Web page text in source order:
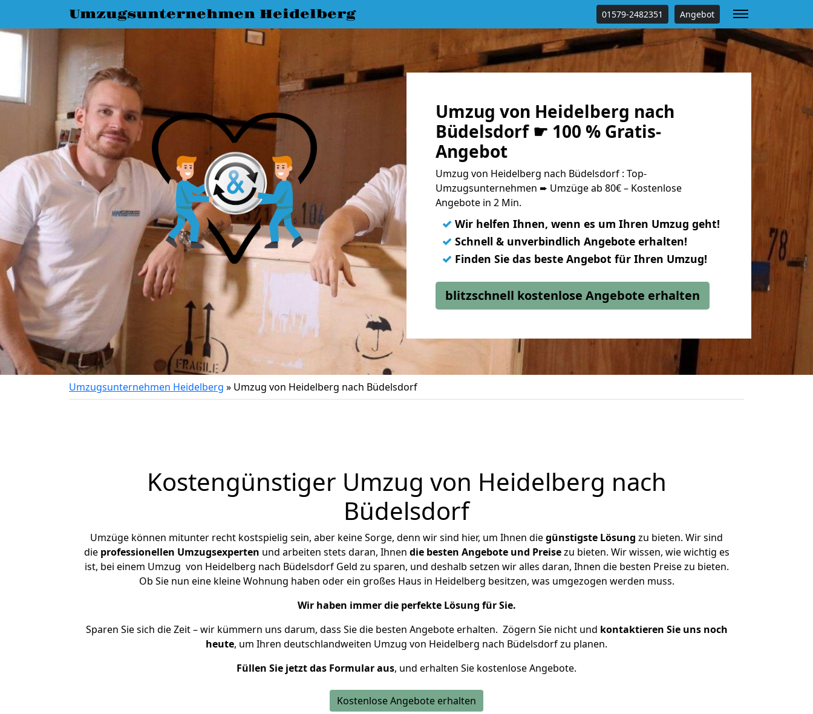
Umzugsunternehmen Heidelberg 01579-2482351 Angebot
Umzug von Heidelberg nach
Büdelsdorf ☛ 100 % Gratis-
Angebot
Umzug von Heidelberg nach Büdelsdorf : Top-
Umzugsunternehmen ➨ Umzüge ab 80€ – Kostenlose
Angebote in 2 Min.
✓ Wir helfen Ihnen, wenn es um Ihren Umzug geht!
✓ Schnell & unverbindlich Angebote erhalten!
✓ Finden Sie das beste Angebot für Ihren Umzug!
blitzschnell kostenlose Angebote erhalten
Umzugsunternehmen Heidelberg » Umzug von Heidelberg nach Büdelsdorf
Kostengünstiger Umzug von Heidelberg nach
Büdelsdorf
Umzüge können mitunter recht kostspielig sein, aber keine Sorge, denn wir sind hier, um Ihnen diegünstigste Lösung zu bieten. Wir sind
die professionellen Umzugsexperten und arbeiten stets daran, Ihnen die besten Angebote und Preisezu bieten. Wir wissen, wie wichtig es
ist, bei einem Umzug von Heidelberg nach Büdelsdorf Geld zu sparen, und deshalb setzen wir alles daran, Ihnen die besten Preise zu bieten.
Ob Sie nun eine kleine Wohnung haben oder ein großes Haus in Heidelberg besitzen, was umgezogen werden muss.
Wir haben immer die perfekte Lösung für Sie.
Sparen Sie sich die Zeit – wir kümmern uns darum, dass Sie die besten Angebote erhalten. Zögern Sie nicht und kontaktieren Sie uns noch
heute, um Ihren deutschlandweiten Umzug von Heidelberg nach Büdelsdorf zu planen.
Füllen Sie jetzt das Formular aus, und erhalten Sie kostenlose Angebote.
Kostenlose Angebote erhalten